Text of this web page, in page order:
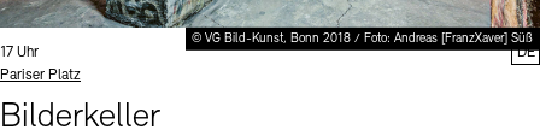
© VG Bild-Kunst, Bonn 2018 / Foto: Andreas [FranzXaver] Süß
Uhrzeit:
17 Uhr
Standort
Pariser Platz
Bilderkeller
DE